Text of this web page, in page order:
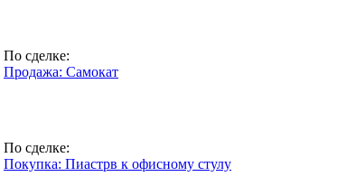
По сделке:
Продажа: Самокат
По сделке:
Покупка: Пиастрв к офисному стулу